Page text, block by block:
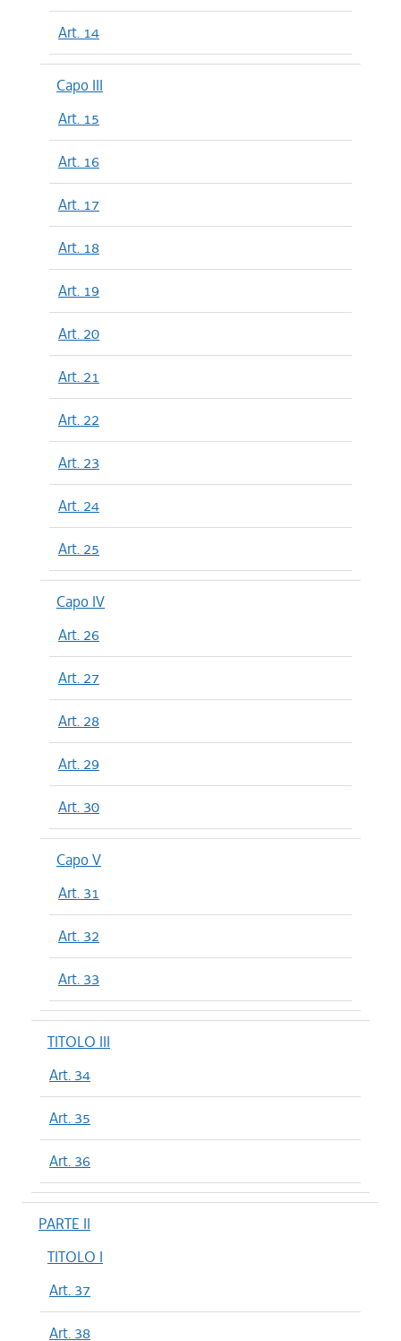
Art. 14
Capo III
Art. 15
Art. 16
Art. 17
Art. 18
Art. 19
Art. 20
Art. 21
Art. 22
Art. 23
Art. 24
Art. 25
Capo IV
Art. 26
Art. 27
Art. 28
Art. 29
Art. 30
Capo V
Art. 31
Art. 32
Art. 33
TITOLO III
Art. 34
Art. 35
Art. 36
PARTE II
TITOLO I
Art. 37
Art. 38